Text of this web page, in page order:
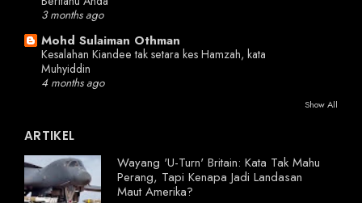
3 months ago
Mohd Sulaiman Othman
Kesalahan Kiandee tak setara kes Hamzah, kata
Muhyiddin
4 months ago
Show All
ARTIKEL
Wayang 'U-Turn' Britain: Kata Tak Mahu
Perang, Tapi Kenapa Jadi Landasan
Maut Amerika?